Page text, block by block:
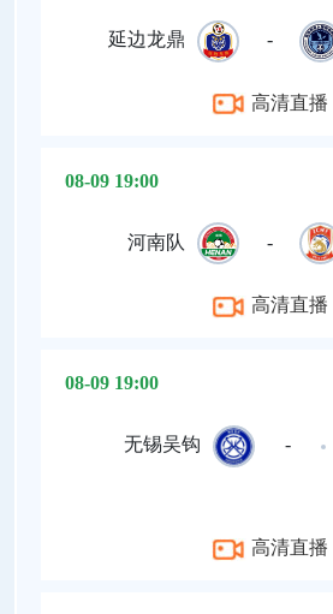
延边龙鼎 -
高清直播
08-09 19:00
河南队 -
高清直播
08-09 19:00
无锡吴钩 -
高清直播